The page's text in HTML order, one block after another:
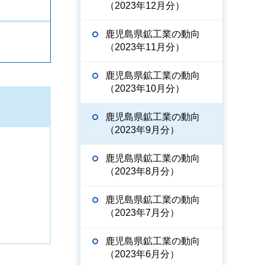
（2023年12月分）
鹿児島県鉱工業の動向
（2023年11月分）
鹿児島県鉱工業の動向
（2023年10月分）
鹿児島県鉱工業の動向
（2023年9月分）
鹿児島県鉱工業の動向
（2023年8月分）
鹿児島県鉱工業の動向
（2023年7月分）
鹿児島県鉱工業の動向
（2023年6月分）